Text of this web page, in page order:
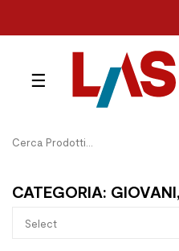
navigazione
☰
CATEGORIA:
Select